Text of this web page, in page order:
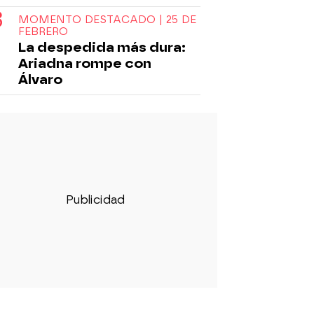
MOMENTO DESTACADO | 25 DE
FEBRERO
La despedida más dura:
Ariadna rompe con
Álvaro